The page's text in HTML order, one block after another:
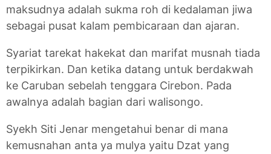
maksudnya adalah sukma roh di kedalaman jiwa
sebagai pusat kalam pembicaraan dan ajaran.
Syariat tarekat hakekat dan marifat musnah tiada
terpikirkan. Dan ketika datang untuk berdakwah
ke Caruban sebelah tenggara Cirebon. Pada
awalnya adalah bagian dari walisongo.
Syekh Siti Jenar mengetahui benar di mana
kemusnahan anta ya mulya yaitu Dzat yang